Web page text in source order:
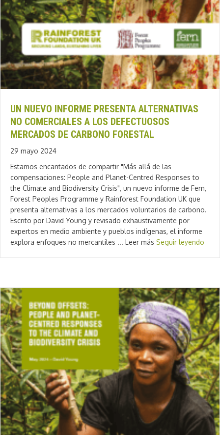
UN NUEVO INFORME PRESENTA ALTERNATIVAS
NO COMERCIALES A LOS DEFECTUOSOS
MERCADOS DE CARBONO FORESTAL
29 mayo 2024
Estamos encantados de compartir "Más allá de las
compensaciones: People and Planet-Centred Responses to
the Climate and Biodiversity Crisis", un nuevo informe de Fern,
Forest Peoples Programme y Rainforest Foundation UK que
presenta alternativas a los mercados voluntarios de carbono.
Escrito por David Young y revisado exhaustivamente por
expertos en medio ambiente y pueblos indígenas, el informe
explora enfoques no mercantiles ... Leer más Seguir leyendo